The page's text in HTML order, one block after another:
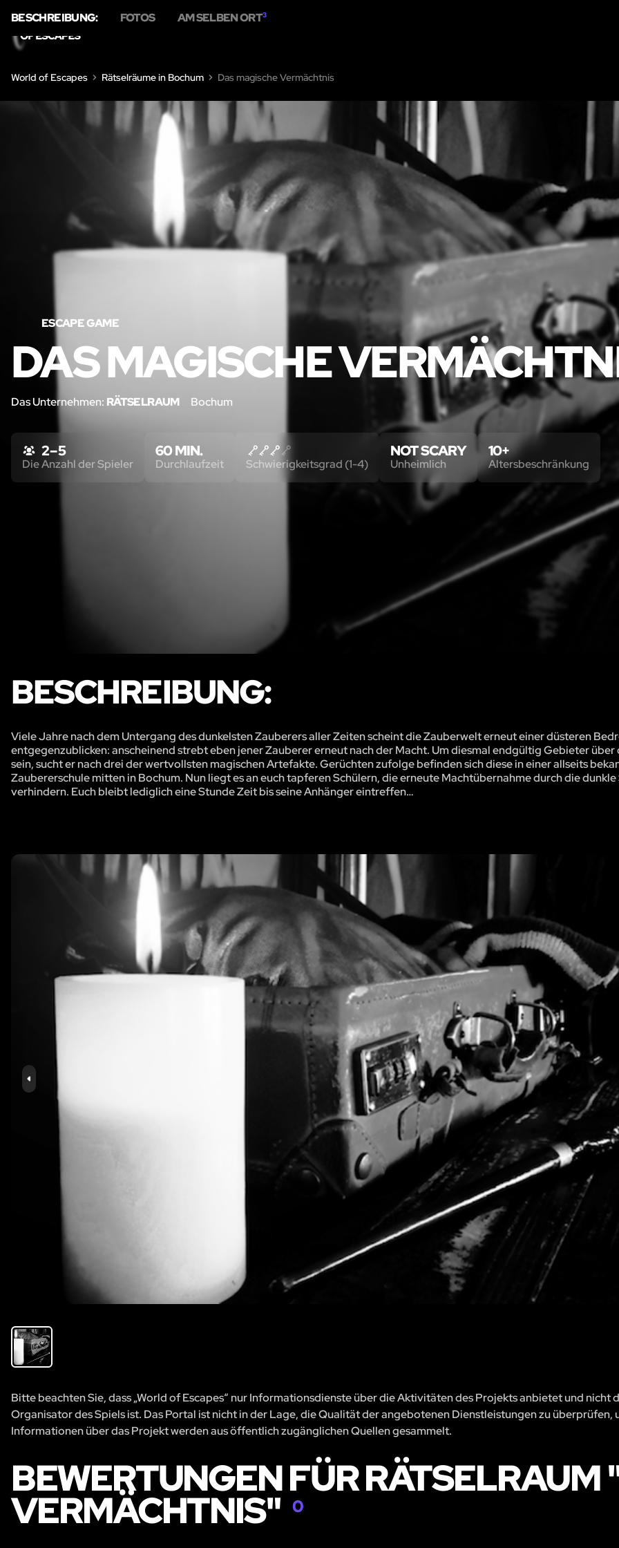
World of Escapes Rätselräume in Bochum Das magische Vermächtnis
ESCAPE GAME
DAS MAGISCHE
Das Unternehmen: RÄTSELRAUM Bochum
BESCHREIBUNG: FOTOS AM SELBEN ORT3
2 – 5
Die Anzahl der Spieler
60 MIN.
Durchlaufzeit Schwierigkeitsgrad (1-4)
NOT SCARY
Unheimlich
10+
Altersbeschränkung
BESCHREIBUNG:
Viele Jahre nach dem Untergang des dunkelsten Zauberers aller Zeiten scheint die Zauberwelt erneut einer düsteren
entgegenzublicken: anscheinend strebt eben jener Zauberer erneut nach der Macht. Um diesmal endgültig Gebieter über
sein, sucht er nach drei der wertvollsten magischen Artefakte. Gerüchten zufolge befinden sich diese in einer allseits
Zaubererschule mitten in Bochum. Nun liegt es an euch tapferen Schülern, die erneute Machtübernahme durch die dunkle
verhindern. Euch bleibt lediglich eine Stunde Zeit bis seine Anhänger eintreffen…
Bitte beachten Sie, dass „World of Escapes“ nur Informationsdienste über die Aktivitäten des Projekts anbietet und nicht
Organisator des Spiels ist. Das Portal ist nicht in der Lage, die Qualität der angebotenen Dienstleistungen zu überprüfen,
Informationen über das Projekt werden aus öffentlich zugänglichen Quellen gesammelt.
BEWERTUNGEN FÜR RÄTSELRAUM
VERMÄCHTNIS" 0